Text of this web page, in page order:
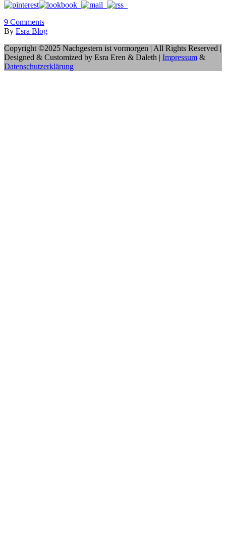
9 Comments
By Esra Blog
Copyright ©2025 Nachgestern ist vormorgen | All Rights Reserved |
Designed & Customized by Esra Eren & Daleth | Impressum &
Datenschutzerklärung